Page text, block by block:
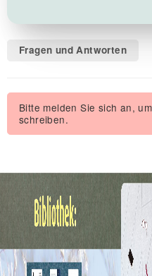
Fragen und Antworten
Bitte melden Sie sich an,
schreiben.